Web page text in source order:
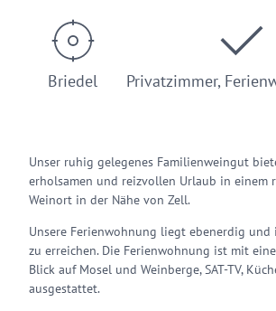
Briedel Privatzimmer,
Unser ruhig gelegenes Familienweingut
erholsamen und reizvollen Urlaub in einem
Weinort in der Nähe von Zell.
Unsere Ferienwohnung liegt ebenerdig und
zu erreichen. Die Ferienwohnung ist mit
Blick auf Mosel und Weinberge, SAT-TV,
ausgestattet.